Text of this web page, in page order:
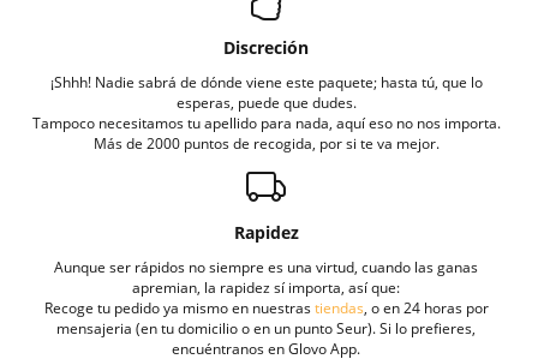
Discreción
¡Shhh! Nadie sabrá de dónde viene este paquete; hasta tú, que lo
esperas, puede que dudes.
Tampoco necesitamos tu apellido para nada, aquí eso no nos importa.
Más de 2000 puntos de recogida, por si te va mejor.
Rapidez
Aunque ser rápidos no siempre es una virtud, cuando las ganas
apremian, la rapidez sí importa, así que:
Recoge tu pedido ya mismo en nuestrastiendas , o en 24 horas por
mensajeria (en tu domicilio o en un punto Seur). Si lo prefieres,
encuéntranos en Glovo App.